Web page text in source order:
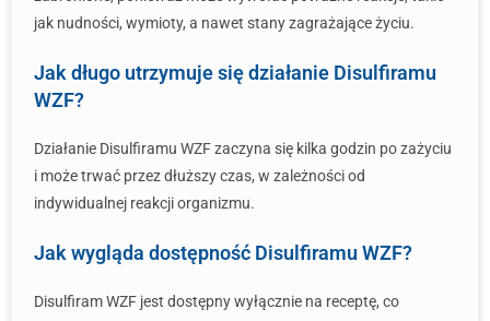
jak nudności, wymioty, a nawet stany zagrażające życiu.
Jak długo utrzymuje się działanie Disulfiramu
WZF?
Działanie Disulfiramu WZF zaczyna się kilka godzin po zażyciu
i może trwać przez dłuższy czas, w zależności od
indywidualnej reakcji organizmu.
Jak wygląda dostępność Disulfiramu WZF?
Disulfiram WZF jest dostępny wyłącznie na receptę, co